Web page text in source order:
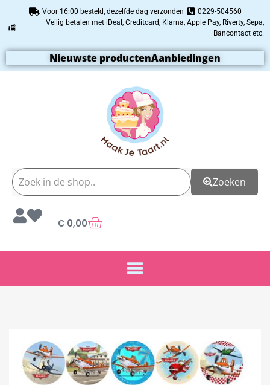
Voor 16:00 besteld, dezelfde dag verzonden
0229-504560
Veilig betalen met iDeal, Creditcard, Klarna, Apple Pay, Riverty, Sepa,
Bancontact etc.
Nieuwste productenAanbiedingen
Zoeken
€ 0,00